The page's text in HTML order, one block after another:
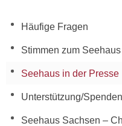
Häufige Fragen
Stimmen zum Seehaus
Seehaus in der Presse
Unterstützung/Spenden
Seehaus Sachsen –